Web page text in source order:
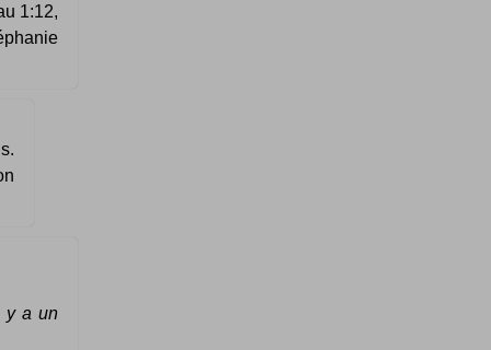
1:12,
y a un